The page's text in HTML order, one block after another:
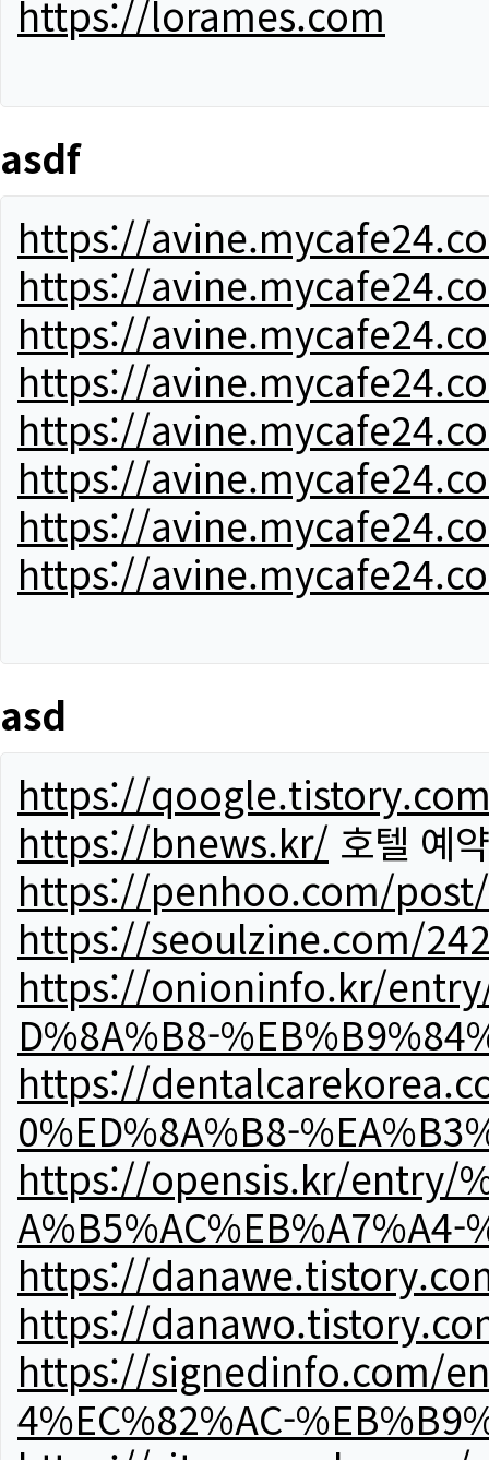
https://lorames.com
asdf
https://
https://
https://
https://
https://
https://
https://
https://
asd
https://
https://bnews.kr/ 호텔 예약
https://penhoo.com/
https://seoulzine.com/
https://onioninfo.kr/entry/
D%8A%B8-
https://
0%ED%8A%B8-
https://opensis.kr/entry/
A%B5%AC%EB%A7%A4-
https://
https://
https://signedinfo.com/
4%EC%82%AC-